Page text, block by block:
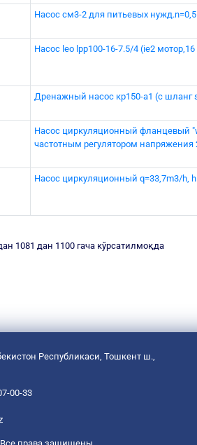
Насос см3-2 для питьевых
Насос leo lpp100-16-7.5/4 (ie2
Дренажный насос кр150-а1 (с шланг
Насос циркуляционный фланцевый
частотным регулятором напряжения
Насос циркуляционный q=33,7m3/h,
1081 дан 1100 гача кўрсатилмоқда
Республикаси, Тошкент ш.,
00-33
Все права защищены.